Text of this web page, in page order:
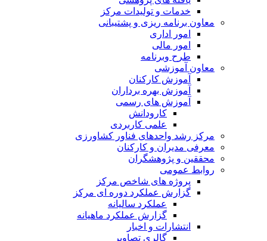
خدمات و تولیدات مرکز
معاون برنامه ریزی و پشتیبانی
امور اداری
امور مالی
طرح وبرنامه
معاون آموزشی
آموزش کارکنان
آموزش بهره برداران
آموزش های رسمی
کارودانش
علمی کاربردی
مرکز رشد واحدهای فناور کشاورزی
معرفی مدیران و کارکنان
محققین و پژوهشگران
روابط عمومی
پروژه های شاخص مرکز
گزارش عملکرد دوره ای مرکز
عملکرد سالیانه
گزارش عملکرد ماهیانه
انتشارات و اخبار
گالری تصاویر